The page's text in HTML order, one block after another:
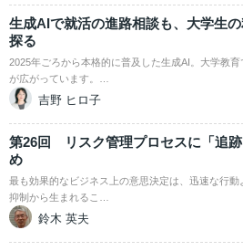
生成AIで就活の進路相談も、大学生
探る
2025年ごろから本格的に普及した生成AI。大学教育
が広がっています。…
吉野 ヒロ子
第26回 リスク管理プロセスに「追
め
最も効果的なビジネス上の意思決定は、迅速な行動
抑制から生まれるこ…
鈴木 英夫